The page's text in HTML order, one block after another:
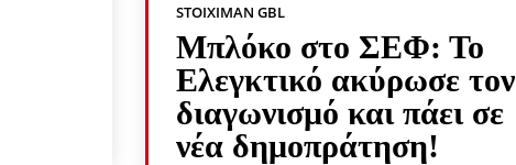
STOIXIMAN GBL
Μπλόκο στο ΣΕΦ: Το
Ελεγκτικό ακύρωσε τον
διαγωνισμό και πάει σε
νέα δημοπράτηση!